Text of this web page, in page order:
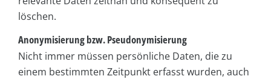
löschen.
Anonymisierung bzw. Pseudonymisierung
Nicht immer müssen persönliche Daten, die zu
einem bestimmten Zeitpunkt erfasst wurden, auch